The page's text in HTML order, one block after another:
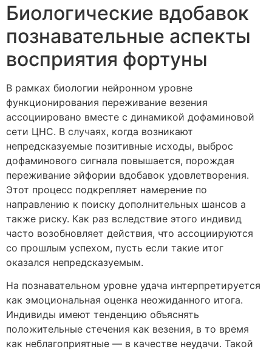
Биологические вдобавок
познавательные аспекты
восприятия фортуны
В рамках биологии нейронном уровне
функционирования переживание везения
ассоциировано вместе с динамикой дофаминовой
сети ЦНС. В случаях, когда возникают
непредсказуемые позитивные исходы, выброс
дофаминового сигнала повышается, порождая
переживание эйфории вдобавок удовлетворения.
Этот процесс подкрепляет намерение по
направлению к поиску дополнительных шансов а
также риску. Как раз вследствие этого индивид
часто возобновляет действия, что ассоциируются
со прошлым успехом, пусть если такие итог
оказался непредсказуемым.
На познавательном уровне удача интерпретируется
как эмоциональная оценка неожиданного итога.
Индивиды имеют тенденцию объяснять
положительные стечения как везения, в то время
как неблагоприятные — в качестве неудачи. Такой